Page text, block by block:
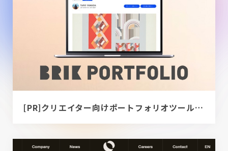
[PR]クリエイター向けポートフォリオツール｜BRIK PORTFOLIO